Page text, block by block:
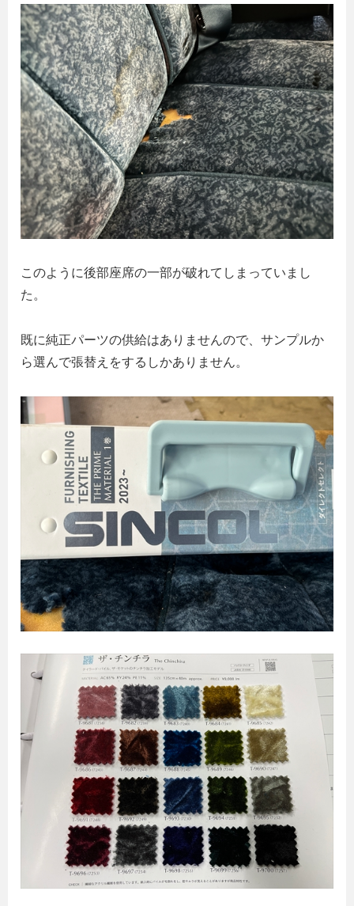
このように後部座席の一部が破れてしまっていまし
た。
既に純正パーツの供給はありませんので、サンプルか
ら選んで張替えをするしかありません。